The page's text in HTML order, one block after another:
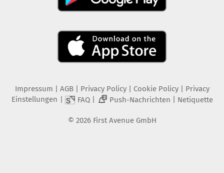
Impressum AGB Privacy Policy| Cookie Policy| Privacy
Einstellungen
FAQ| 2 Push-Nachrichten Netiquette
© 2026 First Avenue GmbH